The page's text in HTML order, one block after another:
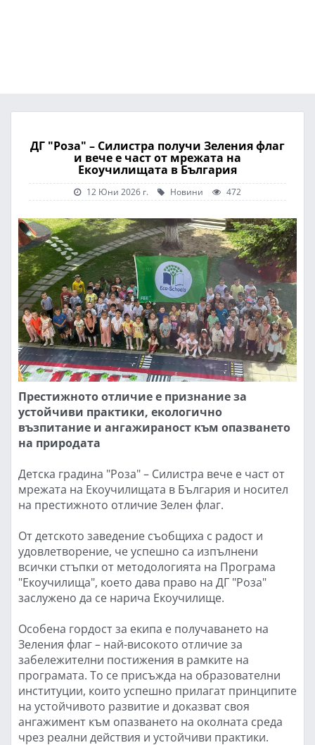
ДГ "Роза" – Силистра получи Зеления флаг
и вече е част от мрежата на
Екоучилищата в България
12 Юни 2026 г. Новини 472
Престижното отличие е признание за
устойчиви практики, екологично
възпитание и ангажираност към опазването
на природата
Детска градина "Роза" – Силистра вече е част от
мрежата на Екоучилищата в България и носител
на престижното отличие Зелен флаг.
От детското заведение съобщиха с радост и
удовлетворение, че успешно са изпълнени
всички стъпки от методологията на Програма
"Екоучилища", което дава право на ДГ "Роза"
заслужено да се нарича Екоучилище.
Особена гордост за екипа е получаването на
Зеления флаг – най-високото отличие за
забележителни постижения в рамките на
програмата. То се присъжда на образователни
институции, които успешно прилагат принципите
на устойчивото развитие и доказват своя
ангажимент към опазването на околната среда
чрез реални действия и устойчиви практики.